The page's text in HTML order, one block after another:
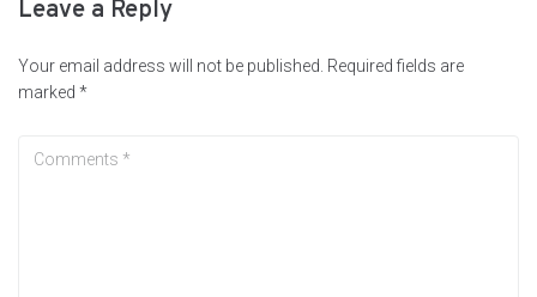
Leave a Reply
Your email address will not be published. Required fields are
marked *